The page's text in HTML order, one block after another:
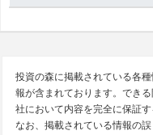
投資の森に掲載されている各
報が含まれております。でき
社において内容を完全に保証す
なお、掲載されている情報の